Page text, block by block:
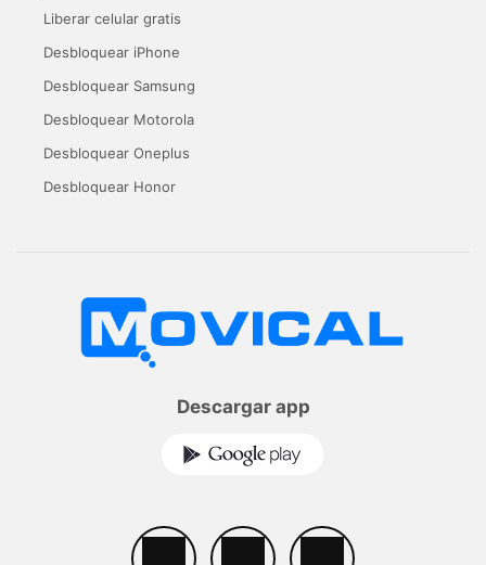
Liberar celular gratis
Desbloquear iPhone
Desbloquear Samsung
Desbloquear Motorola
Desbloquear Oneplus
Desbloquear Honor
Descargar app